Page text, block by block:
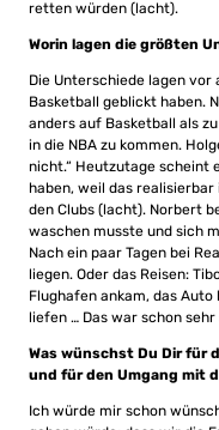
retten würden (lacht).
Worin lagen die größten
Die Unterschiede lagen
Basketball geblickt haben.
anders auf Basketball als
in die NBA zu kommen.
nicht.“ Heutzutage scheint
haben, weil das
den Clubs (lacht). Norbert
waschen musste und sich
Nach ein paar Tagen bei
liegen. Oder das Reisen:
Flughafen ankam, das
liefen … Das war schon
Was wünschst Du Dir für
und für den Umgang mit
Ich würde mir schon